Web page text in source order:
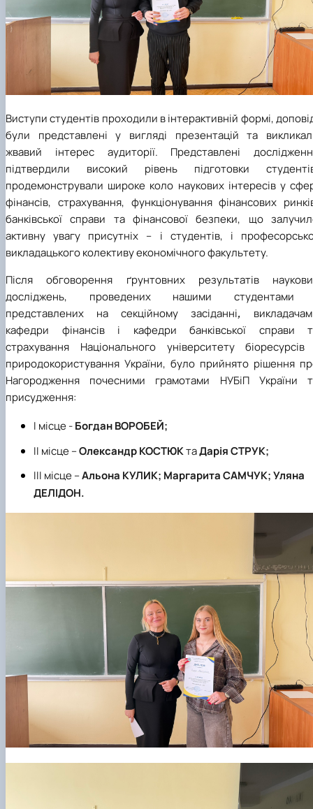
Виступи студентів проходили в інтерактивній формі,
були представлені у вигляді презентацій та
жвавий інтерес аудиторії. Представлені
підтвердили високий рівень підготовки
продемонстрували широке коло наукових інтересів у
фінансів, страхування, функціонування фінансових
банківської справи та фінансової безпеки, що
активну увагу присутніх – і студентів, і
викладацького колективу економічного факультету.
Після обговорення ґрунтовних результатів
досліджень, проведених нашими студентами
представлених на секційному засіданні,
кафедри фінансів і кафедри банківської справи
страхування Національного університету біоресурсів
природокористування України, було прийнято рішення
Нагородження почесними грамотами НУБіП України
присудження:
І місце -Богдан ВОРОБЕЙ;
ІІ місце –Олександр КОСТЮКтаДарія СТРУК;
ІІІ місце –Альона КУЛИК; Маргарита САМЧУК; Уляна
ДЕЛІДОН.